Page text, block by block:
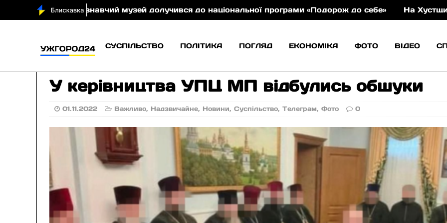
музей долучився до національної програми «Подорож до себе» На Хустщині майже 11
СУСПІЛЬСТВО ПОЛІТИКА ПОГЛЯД ЕКОНОМІКА ФОТО ВІДЕО
У керівництва УПЦ МП відбулись обшуки
01.11.2022 Важливо, Надзвичайне, Новини,Суспільство,Телеграм,Фото 0